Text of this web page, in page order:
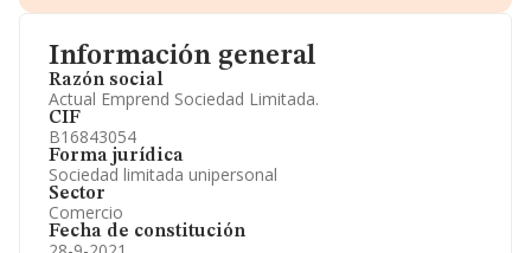
Información general
Razón social
Actual Emprend Sociedad Limitada.
CIF
B16843054
Forma jurídica
Sociedad limitada unipersonal
Sector
Comercio
Fecha de constitución
Información oficial y registral complementaria.